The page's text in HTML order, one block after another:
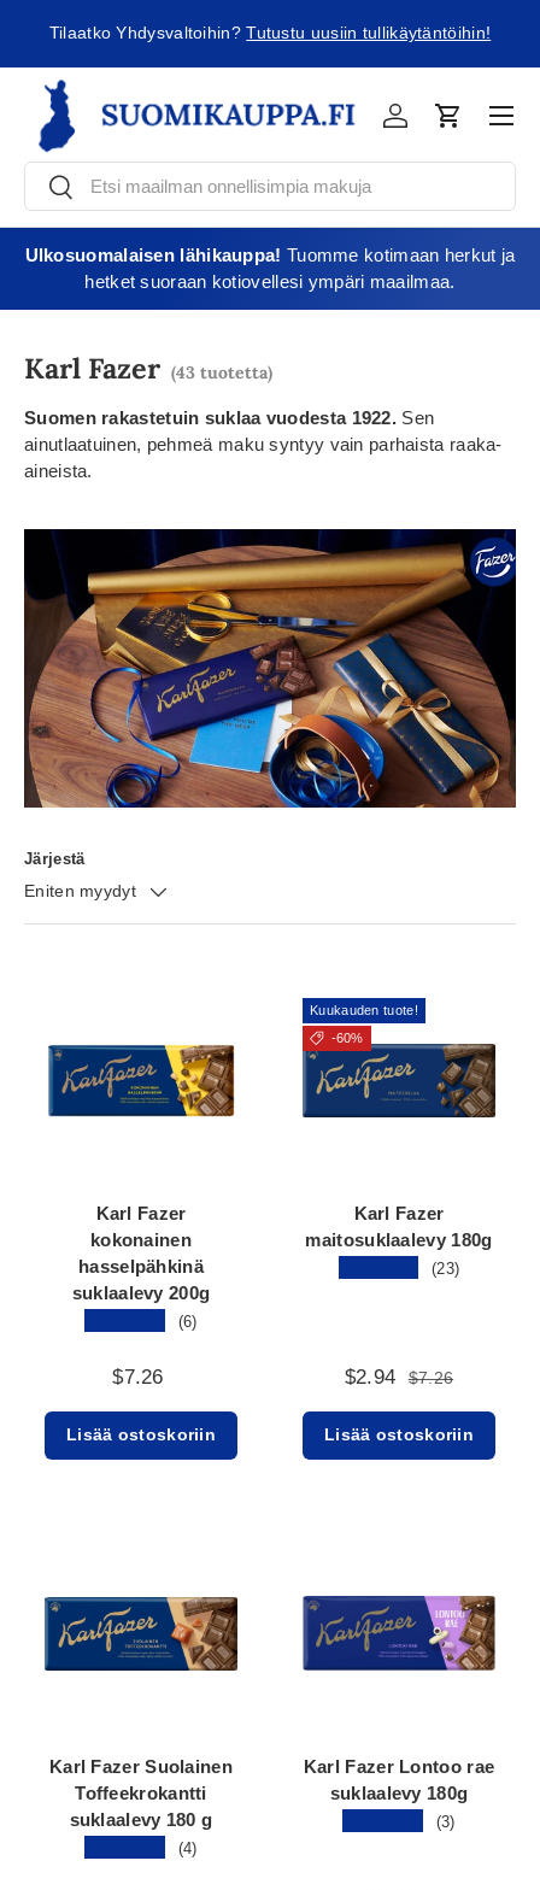
Jatka sisältöön
Tilaatko Yhdysvaltoihin?Tutustu uusiin tullikäytäntöihin!
EtsiEtsi
KirjauduOstoskori
Ulkosuomalaisen lähikauppa! Tuomme kotimaan herkut ja
hetket suoraan kotiovellesi ympäri maailmaa.
Karl Fazer (43 tuotetta)
Suomen rakastetuin suklaa vuodesta 1922. Sen
ainutlaatuinen, pehmeä maku syntyy vain parhaista raaka-
aineista.
Järjestä
Eniten myydyt
Karl Fazer
kokonainen
hasselpähkinä
suklaalevy 200g
(6)
$7.26
Lisää ostoskoriin
Kuukauden tuote!
-60%
Karl Fazer
maitosuklaalevy 180g
(23)
$2.94 $7.26
Lisää ostoskoriin
Karl Fazer Suolainen
Toffeekrokantti
suklaalevy 180 g
(4)
Karl Fazer Lontoo rae
suklaalevy 180g
(3)